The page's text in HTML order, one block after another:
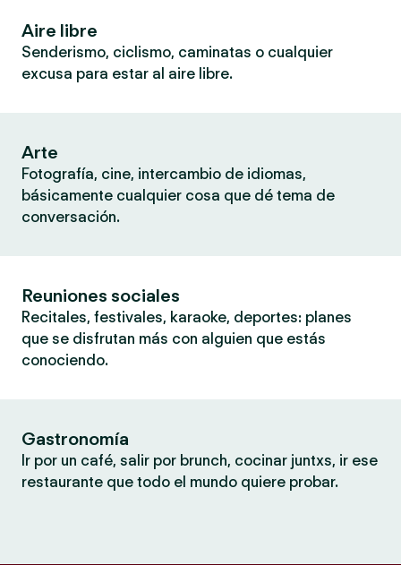
Aire libre
Senderismo, ciclismo, caminatas o cualquier
excusa para estar al aire libre.
Arte
Fotografía, cine, intercambio de idiomas,
básicamente cualquier cosa que dé tema de
conversación.
Reuniones sociales
Recitales, festivales, karaoke, deportes: planes
que se disfrutan más con alguien que estás
conociendo.
Gastronomía
Ir por un café, salir por brunch, cocinar juntxs, ir ese
restaurante que todo el mundo quiere probar.